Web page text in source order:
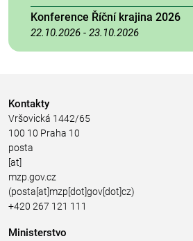
Konference Říční krajina 2026
22.10.2026 - 23.10.2026
Kontakty
Vršovická 1442/65
100 10 Praha 10
posta
[at]
mzp.gov.cz
(posta[at]mzp[dot]gov[dot]cz)
+420 267 121 111
Ministerstvo